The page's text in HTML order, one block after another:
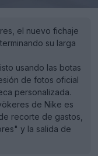
el nuevo fichaje
su larga
usando las botas
de fotos oficial
personalizada.
de Nike es
recorte de gastos,
y la salida de